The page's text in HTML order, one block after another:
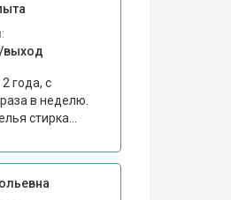
выход
года, с
в неделю.
стирка...